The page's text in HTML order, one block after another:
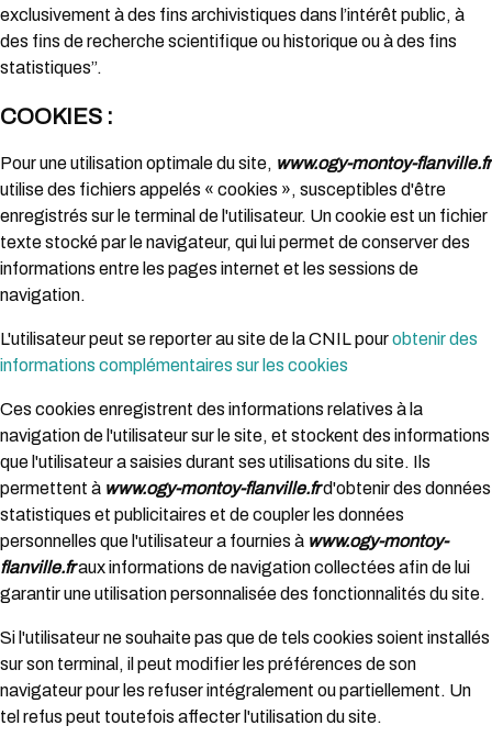
exclusivement à des fins archivistiques dans l’intérêt public, à
des fins de recherche scientifique ou historique ou à des fins
statistiques”.
COOKIES :
Pour une utilisation optimale du site, www.ogy-montoy-flanville.fr
utilise des fichiers appelés « cookies », susceptibles d'être
enregistrés sur le terminal de l'utilisateur. Un cookie est un fichier
texte stocké par le navigateur, qui lui permet de conserver des
informations entre les pages internet et les sessions de
navigation.
L'utilisateur peut se reporter au site de la CNIL pourobtenir des
informations complémentaires sur les cookies
Ces cookies enregistrent des informations relatives à la
navigation de l'utilisateur sur le site, et stockent des informations
que l'utilisateur a saisies durant ses utilisations du site. Ils
permettent à www.ogy-montoy-flanville.frd'obtenir des données
statistiques et publicitaires et de coupler les données
personnelles que l'utilisateur a fournies à www.ogy-montoy-
flanville.fraux informations de navigation collectées afin de lui
garantir une utilisation personnalisée des fonctionnalités du site.
Si l'utilisateur ne souhaite pas que de tels cookies soient installés
sur son terminal, il peut modifier les préférences de son
navigateur pour les refuser intégralement ou partiellement. Un
tel refus peut toutefois affecter l'utilisation du site.